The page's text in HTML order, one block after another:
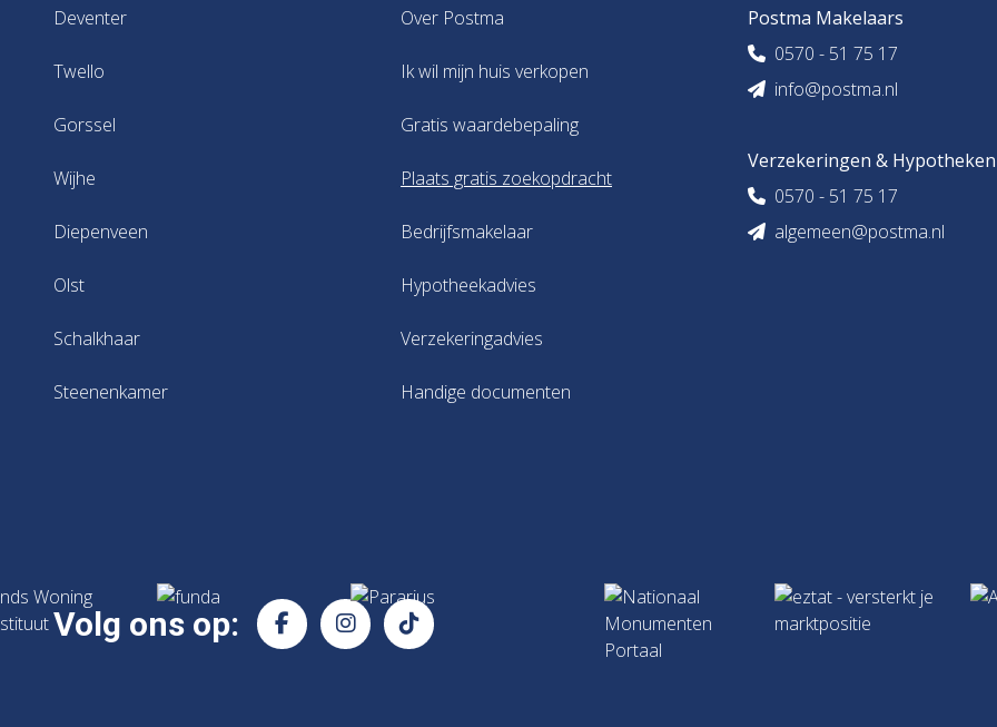
Deventer
Twello
Gorssel
Wijhe
Diepenveen
Olst
Schalkhaar
Steenenkamer
Over Postma
Ik wil mijn huis verkopen
Gratis waardebepaling
Plaats gratis zoekopdracht
Bedrijfsmakelaar
Hypotheekadvies
Verzekeringadvies
Handige documenten
Postma Makelaars
0570 - 51 75 17
info@postma.nl
Verzekeringen & Hypotheken
0570 - 51 75 17
algemeen@postma.nl
Volg ons op: